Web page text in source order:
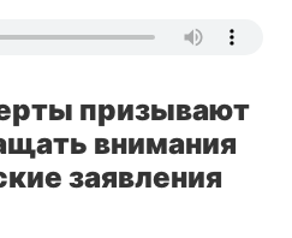
призывают
внимания
заявления